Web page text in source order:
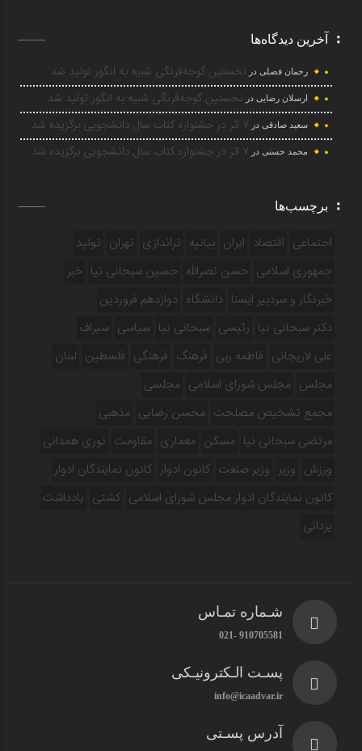
آخرین دیدگاه‌ها
رحمان فضلی در نخستین گوجه‌فرنگی شبیه به انگور تولید شد
ارسلان رضایی در نخستین گوجه‌فرنگی شبیه به انگور تولید شد
سعید صادقی در ۷ اثر در جشنواره کتاب سال دانشجویی برگزیده شد
محمد حسنی در ۷ اثر در جشنواره کتاب سال دانشجویی برگزیده شد
برچسب‌ها
اجتماعی اقتصاد ایران بیانیه تراندازی تهران تولید
جمهوری اسلامی حسن نصرالله حسین سبحانی نیا خبر
خبرنگار و سردبیر ایسنا دانشگاه دوازدهم فروردین‌
دکتر سبحانی نیا رئیسی سبحانی نیا سیاسی سیراف
علی لاریجانی فاطمه ربی فرهنگ فرهنگی فلسطین لبنان
مجلس مجلس شورای اسلامی مجلسی
مجمع تشخیص مصلحت محسن رضایی مذهبی
مرتضی سبحانی نیا مسکن معماری مقاومت نوری همدانی
ورزش وزیر وزیر صنعت کانون ادوار کانون نمایندگان ادوار
کانون نمایندگان ادوار مجلس شورای اسلامی کشتی یادداشت
یزدانی
شـماره تمـاس
910705581 -021
پسـت الـکترونیـکی
info@icaadvar.ir
آدرس پسـتی